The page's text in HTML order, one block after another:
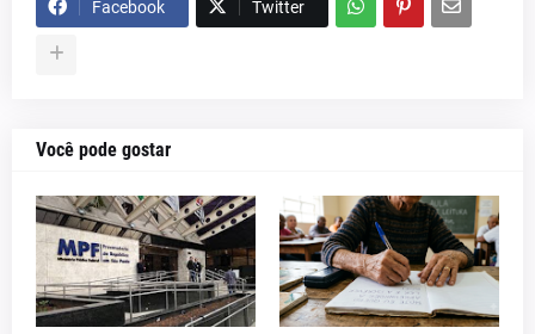
Facebook Twitter
Você pode gostar